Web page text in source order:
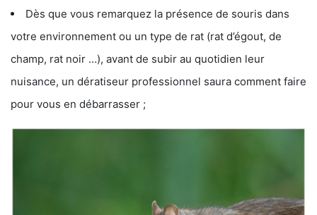
Dès que vous remarquez la présence de souris dans
votre environnement ou un type de rat (rat d’égout, de
champ, rat noir …), avant de subir au quotidien leur
nuisance, un dératiseur professionnel saura comment faire
pour vous en débarrasser ;